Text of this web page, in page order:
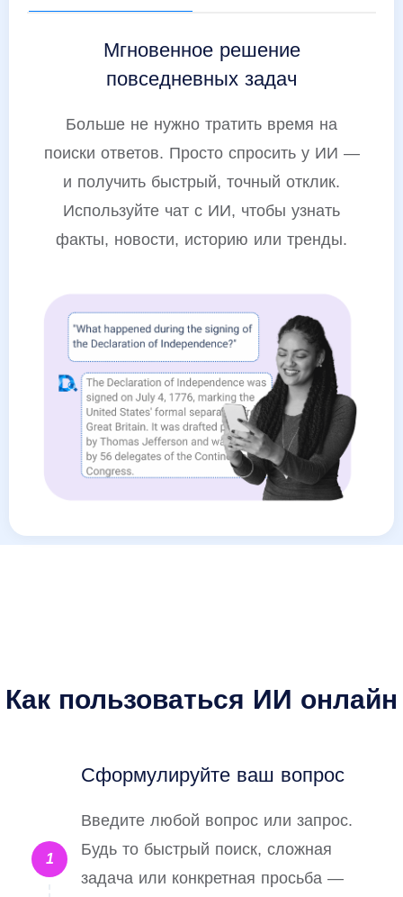
Мгновенное решение
повседневных задач
Больше не нужно тратить время на
поиски ответов. Просто спросить у ИИ —
и получить быстрый, точный отклик.
Используйте чат с ИИ, чтобы узнать
факты, новости, историю или тренды.
Как пользоваться ИИ онлайн
1
Сформулируйте ваш вопрос
Введите любой вопрос или запрос.
Будь то быстрый поиск, сложная
задача или конкретная просьба —